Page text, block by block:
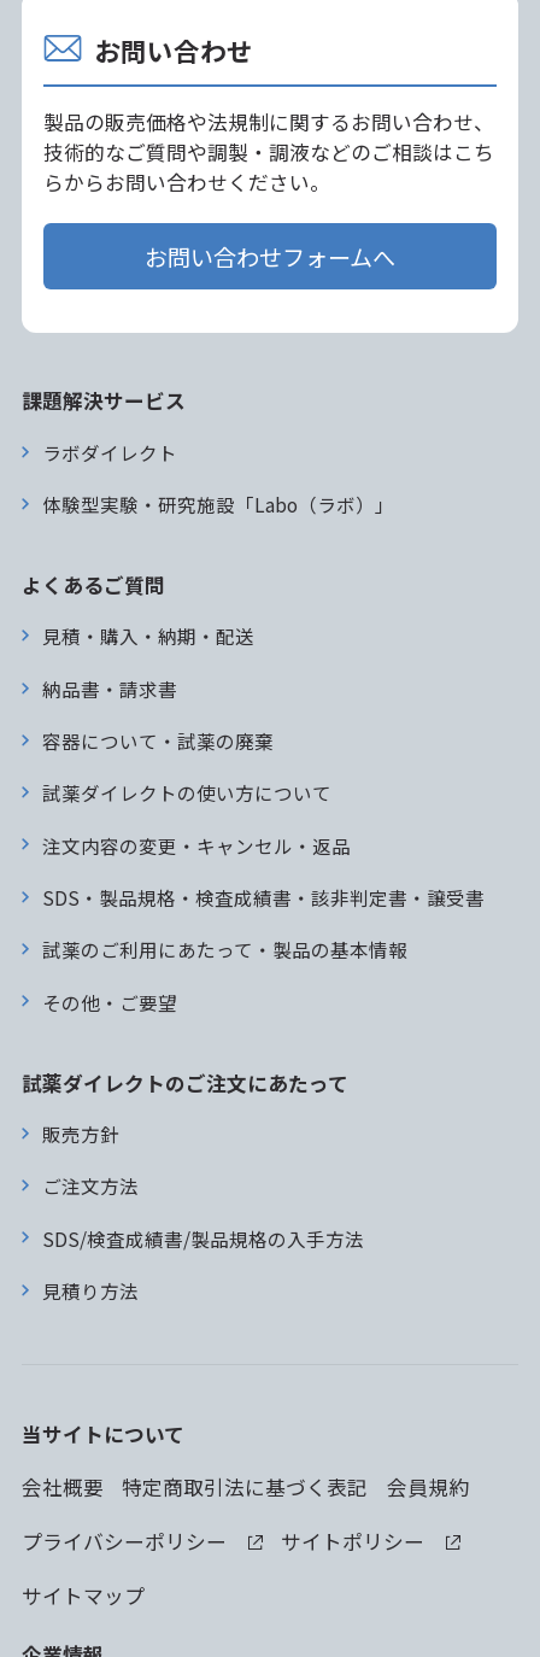
お問い合わせ
製品の販売価格や法規制に関するお問い合わせ、
技術的なご質問や調製・調液などのご相談はこち
らからお問い合わせください。
お問い合わせフォームへ
課題解決サービス
ラボダイレクト
体験型実験・研究施設「Labo（ラボ）」
よくあるご質問
見積・購入・納期・配送
納品書・請求書
容器について・試薬の廃棄
試薬ダイレクトの使い方について
注文内容の変更・キャンセル・返品
SDS・製品規格・検査成績書・該非判定書・譲受書
試薬のご利用にあたって・製品の基本情報
その他・ご要望
試薬ダイレクトのご注文にあたって
販売方針
ご注文方法
SDS/検査成績書/製品規格の入手方法
見積り方法
当サイトについて
会社概要
特定商取引法に基づく表記
会員規約
プライバシーポリシー
サイトポリシー
サイトマップ